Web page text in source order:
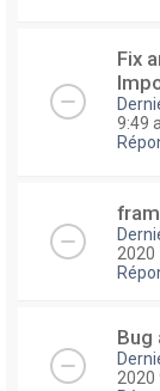
Fix
9:49
2020
Bug
2020